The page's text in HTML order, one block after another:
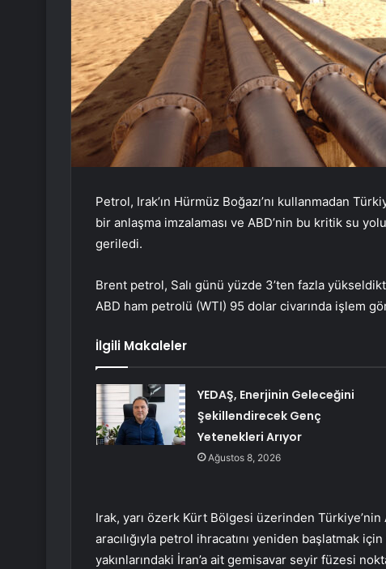
Petrol, Irak’ın Hürmüz Boğazı’nı kullanmadan
bir anlaşma imzalaması ve ABD’nin bu kritik su
geriledi.
Brent petrol, Salı günü yüzde 3’ten fazla
ABD ham petrolü (WTI) 95 dolar civarında işlem
İlgili Makaleler
YEDAŞ, Enerjinin Geleceğini
Şekillendirecek Genç
Yetenekleri Arıyor
Ağustos 8, 2026
Irak, yarı özerk Kürt Bölgesi üzerinden Türkiye’nin
aracılığıyla petrol ihracatını yeniden başlatmak
yakınlarındaki İran’a ait gemisavar seyir füzesi